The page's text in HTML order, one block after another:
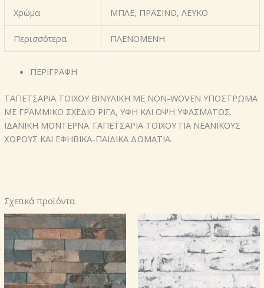
Χρώμα ΜΠΛΕ, ΠΡΑΣΙΝΟ, ΛΕΥΚΟ
Περισσότερα ΠΛΕΝΟΜΕΝΗ
ΠΕΡΙΓΡΑΦΗ
ΤΑΠΕΤΣΑΡΙΑ ΤΟΙΧΟΥ ΒΙΝΥΛΙΚΗ ΜΕ NON-WOVEN ΥΠΟΣΤΡΩΜΑ
ΜΕ ΓΡΑΜΜΙΚΟ ΣΧΕΔΙΟ ΡΙΓΑ, ΥΦΗ ΚΑΙ ΟΨΗ ΥΦΑΣΜΑΤΟΣ.
ΙΔΑΝΙΚΗ ΜΟΝΤΕΡΝΑ ΤΑΠΕΤΣΑΡΙΑ ΤΟΙΧΟΥ ΓΙΑ ΝΕΑΝΙΚΟΥΣ
ΧΩΡΟΥΣ ΚΑΙ ΕΦΗΒΙΚΑ-ΠΑΙΔΙΚΑ ΔΩΜΑΤΙΑ.
Σχετικά προϊόντα